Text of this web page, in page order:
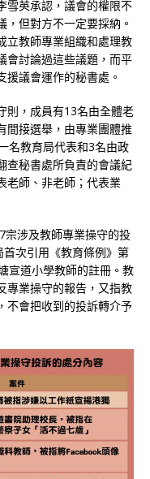
雪英承認，議會的權限不
，但對方不一定要採納。
立教師專業組織和處理教
會討論過這些議題，而平
援議會運作的秘書處。
則，成員有13名由全體老
間接選舉，由專業團體推
名教育局代表和3名由政
查秘書處所負責的會議紀
老師、非老師；代表業
涉及教師專業操守的投
次引用《教育條例》第
宣道小學教師的註冊。教
專業操守的報告，又指教
不會把收到的投訴轉介予